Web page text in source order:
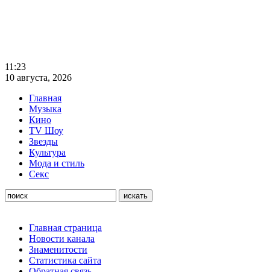
11:23
10 августа, 2026
Главная
Музыка
Кино
TV Шоу
Звезды
Культура
Мода и стиль
Секс
Главная страница
Новости канала
Знаменитости
Статистика сайта